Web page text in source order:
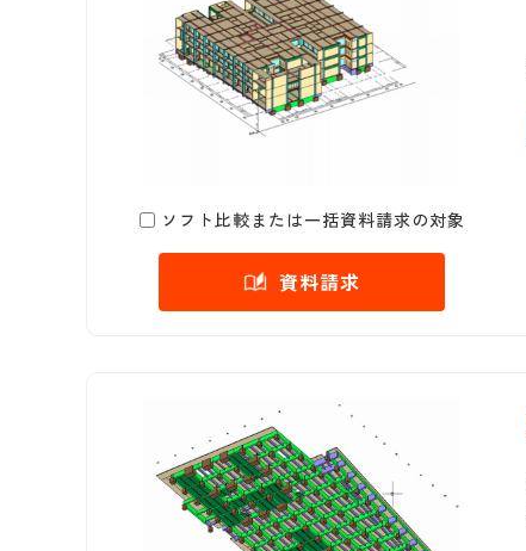
ソフト比較または一括資料請求の対象
資料請求